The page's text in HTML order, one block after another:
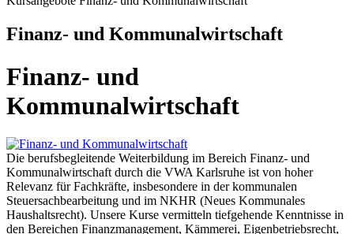
Finanz- und Kommunalwirtschaft
Finanz- und
Kommunalwirtschaft
Die berufsbegleitende Weiterbildung im Bereich Finanz- und
Kommunalwirtschaft durch die VWA Karlsruhe ist von hoher
Relevanz für Fachkräfte, insbesondere in der kommunalen
Steuersachbearbeitung und im NKHR (Neues Kommunales
Haushaltsrecht). Unsere Kurse vermitteln tiefgehende Kenntnisse in
den Bereichen Finanzmanagement, Kämmerei, Eigenbetriebsrecht,